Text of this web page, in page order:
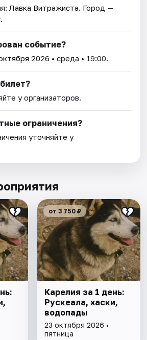
Лавка Витражиста. Город —
событие?
2026 • среда • 19:00.
у организаторов.
ограничения?
уточняйте у
от 3 750 ₽
Карелия за 1 день:
Рускеала, хаски,
водопады
23 октября 2026 •
пятница